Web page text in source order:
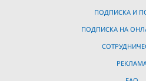
ПОДПИСКА И
ПОДПИСКА НА